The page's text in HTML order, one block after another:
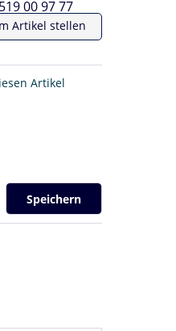
00 97 77
Artikel stellen
Artikel
Speichern